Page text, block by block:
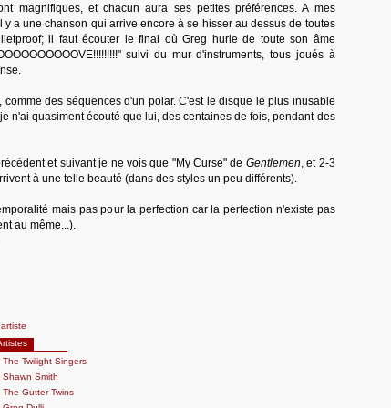
magnifiques, et chacun aura ses petites préférences. A mes
y a une chanson qui arrive encore à se hisser au dessus de toutes
il faut écouter le final où Greg hurle de toute son âme
suivi du mur d'instruments, tous joués à
comme des séquences d'un polar. C'est le disque le plus inusable
n'ai quasiment écouté que lui, des centaines de fois, pendant des
et suivant je ne vois que "My Curse" de Gentlemen, et 2-3
à une telle beauté (dans des styles un peu différents).
mais pas pour la perfection car la perfection n'existe pas
au même...).
The Twilight Singers
Shawn Smith
The Gutter Twins